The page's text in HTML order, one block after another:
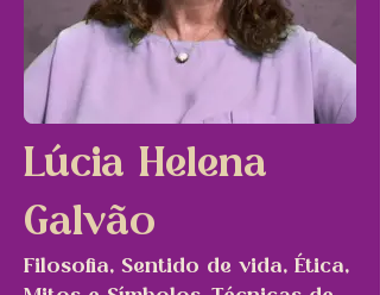
Lúcia Helena
Galvão
Filosofia, Sentido de vida, Ética,